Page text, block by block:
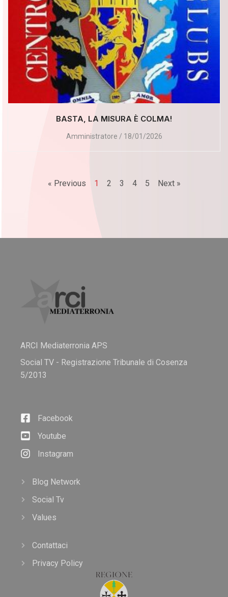
BASTA, LA MISURA È COLMA!
Amministratore 18/01/2026
« Previous 1 2 3 4 5 Next »
ARCI Mediaterronia APS
Social TV - Registrazione Tribunale di Cosenza
5/2013
Facebook
Youtube
Instagram
Blog Network
Social Tv
Values
Contattaci
Privacy Policy